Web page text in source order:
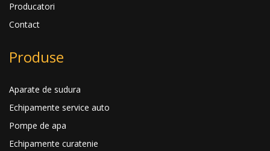
Producatori
Contact
Produse
Aparate de sudura
Echipamente service auto
Pompe de apa
Echipamente curatenie